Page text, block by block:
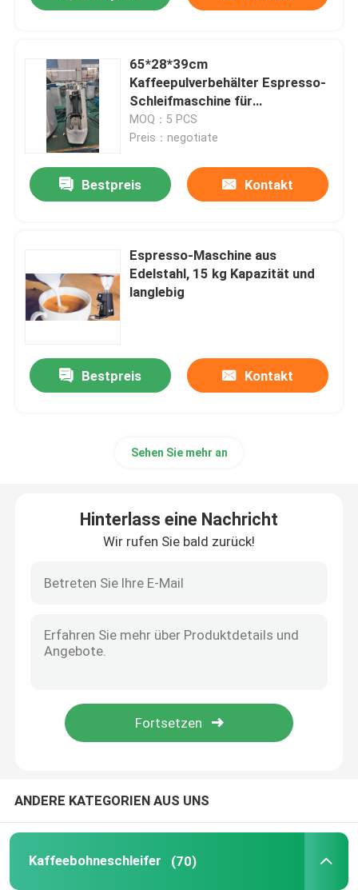
Produkte
65*28*39cm
Kaffeepulverbehälter Espresso-
Schleifmaschine für
Kaffeehersteller
MOQ：5 PCS
Preis：negotiate
Bestpreis Kontakt
Espresso-Maschine aus
Edelstahl, 15 kg Kapazität und
langlebig
Bestpreis Kontakt
Sehen Sie mehr an
Hinterlass eine Nachricht
Wir rufen Sie bald zurück!
ANDERE KATEGORIEN AUS UNS
Kaffeebohneschleifer (70)